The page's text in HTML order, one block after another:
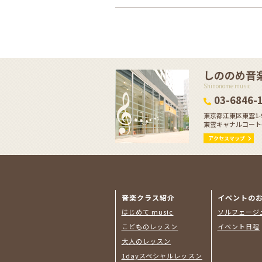
しののめ音
Shinonome music
03-6846-
東京都江東区東雲
東雲キャナルコー
アクセスマップ
音楽クラス紹介
はじめて music
こどものレッスン
大人のレッスン
1dayスペシャルレッスン
イベントの
ソルフェージ
イベント日程